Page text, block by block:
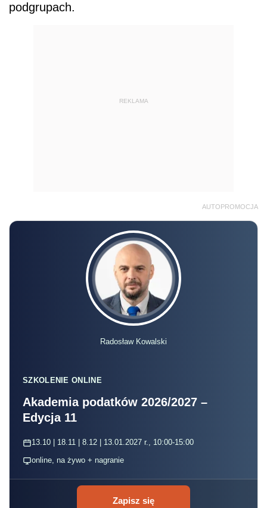
podgrupach.
REKLAMA
AUTOPROMOCJA
Radosław Kowalski
SZKOLENIE ONLINE
Akademia podatków 2026/2027 –
Edycja 11
13.10 | 18.11 | 8.12 | 13.01.2027 r., 10:00-15:00
online, na żywo + nagranie
Zapisz się